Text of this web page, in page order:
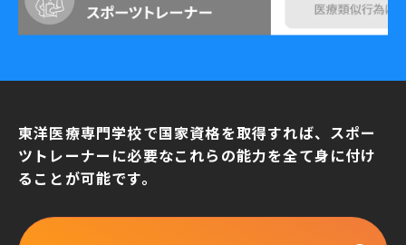
東洋医療専門学校で国家資格を取得すれば、 スポー
ツトレーナーに必要なこれらの能力を全て身に付け
ることが可能です。